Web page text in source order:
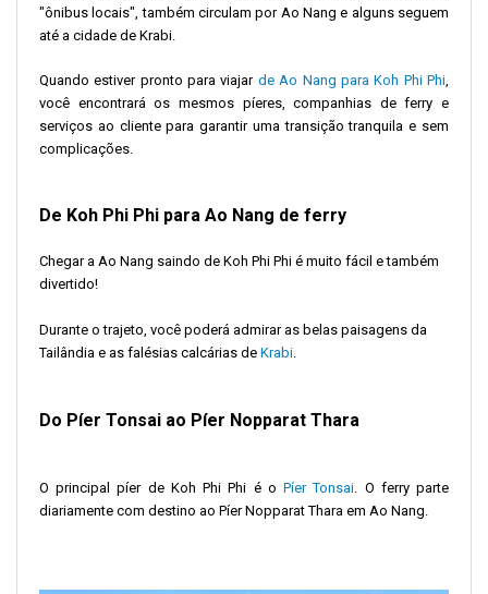
"ônibus locais", também circulam por Ao Nang e alguns seguem
até a cidade de Krabi.
Quando estiver pronto para viajar de Ao Nang para Koh Phi Phi,
você encontrará os mesmos píeres, companhias de ferry e
serviços ao cliente para garantir uma transição tranquila e sem
complicações.
De Koh Phi Phi para Ao Nang de ferry
Chegar a Ao Nang saindo de Koh Phi Phi é muito fácil e também
divertido!
Durante o trajeto, você poderá admirar as belas paisagens da
Tailândia e as falésias calcárias de Krabi.
Do Píer Tonsai ao Píer Nopparat Thara
O principal píer de Koh Phi Phi é oPíer Tonsai. O ferry parte
diariamente com destino ao Píer Nopparat Thara em Ao Nang.